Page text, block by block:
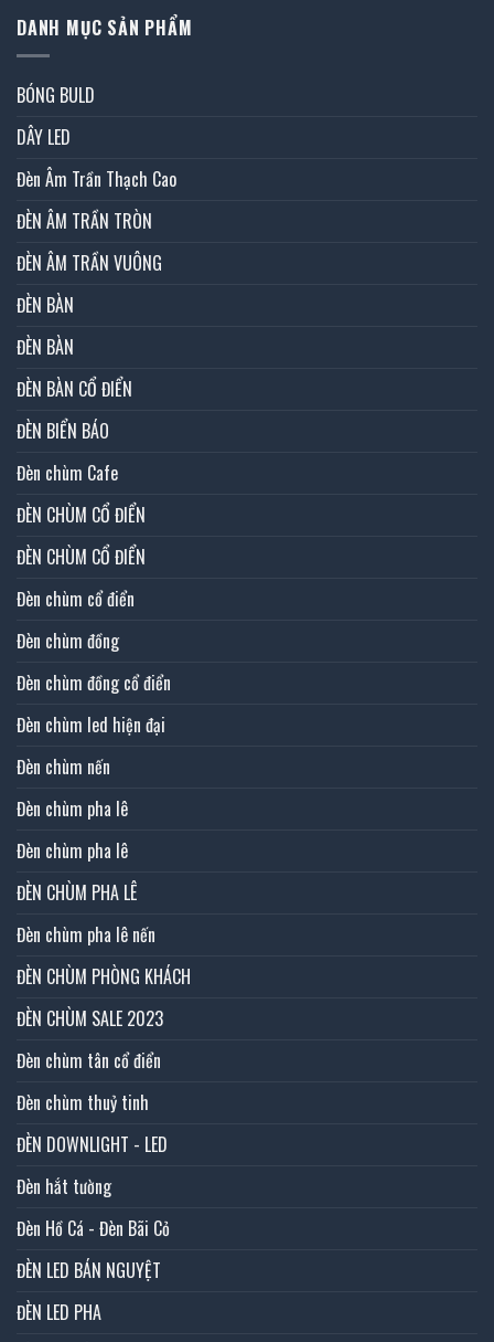
DANH MỤC SẢN PHẨM
BÓNG BULD
DÂY LED
Đèn Âm Trần Thạch Cao
ĐÈN ÂM TRẦN TRÒN
ĐÈN ÂM TRẦN VUÔNG
ĐÈN BÀN
ĐÈN BÀN
ĐÈN BÀN CỔ ĐIỂN
ĐÈN BIỂN BÁO
Đèn chùm Cafe
ĐÈN CHÙM CỔ ĐIỂN
ĐÈN CHÙM CỔ ĐIỂN
Đèn chùm cổ điển
Đèn chùm đồng
Đèn chùm đồng cổ điển
Đèn chùm led hiện đại
Đèn chùm nến
Đèn chùm pha lê
Đèn chùm pha lê
ĐÈN CHÙM PHA LÊ
Đèn chùm pha lê nến
ĐÈN CHÙM PHÒNG KHÁCH
ĐÈN CHÙM SALE 2023
Đèn chùm tân cổ điển
Đèn chùm thuỷ tinh
ĐÈN DOWNLIGHT - LED
Đèn hắt tường
Đèn Hồ Cá - Đèn Bãi Cỏ
ĐÈN LED BÁN NGUYỆT
ĐÈN LED PHA